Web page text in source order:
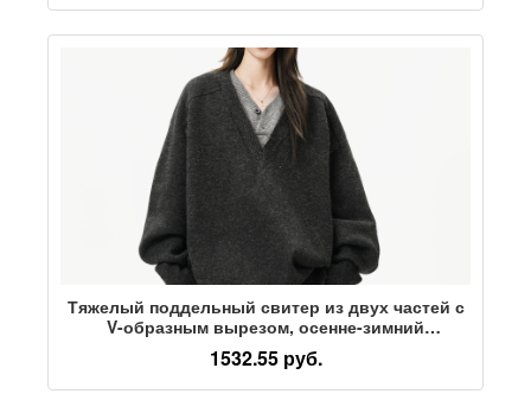
Тяжелый поддельный свитер из двух частей с
V-образным вырезом, осенне-зимний
повседневный свитер в стиле ретро для
ленивых, женская и мужская рубашка с
внутренней отделкой в стиле old money
1532.55 руб.